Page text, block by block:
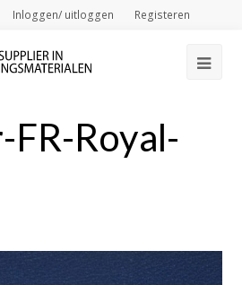
Inloggen/ uitloggen Registeren
Royal-